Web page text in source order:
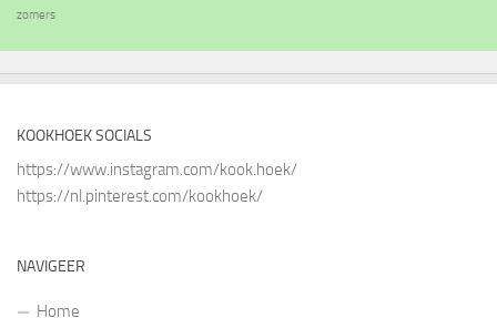
zomers
KOOKHOEK SOCIALS
https://www.instagram.com/kook.hoek/
https://nl.pinterest.com/kookhoek/
NAVIGEER
Home